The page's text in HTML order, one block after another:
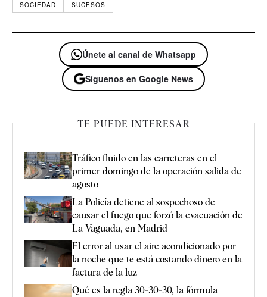
SOCIEDAD SUCESOS
Únete al canal de Whatsapp
Síguenos en Google News
TE PUEDE INTERESAR
Tráfico fluido en las carreteras en el
primer domingo de la operación salida de
agosto
La Policía detiene al sospechoso de
causar el fuego que forzó la evacuación de
La Vaguada, en Madrid
El error al usar el aire acondicionado por
la noche que te está costando dinero en la
factura de la luz
Qué es la regla 30-30-30, la fórmula